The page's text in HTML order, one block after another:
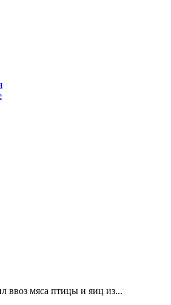
ввоз мяса птицы и яиц из...